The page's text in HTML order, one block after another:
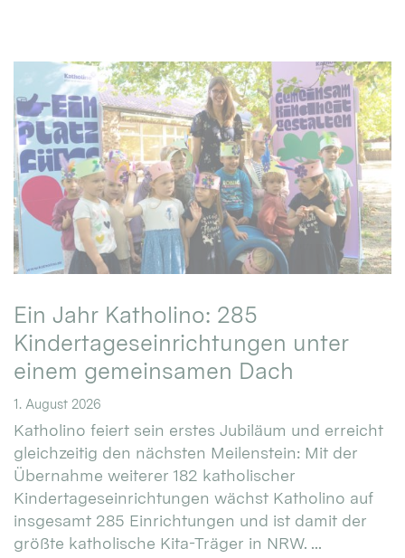
Ein Jahr Katholino: 285
Kindertageseinrichtungen unter
einem gemeinsamen Dach
1. August 2026
Katholino feiert sein erstes Jubiläum und erreicht
gleichzeitig den nächsten Meilenstein: Mit der
Übernahme weiterer 182 katholischer
Kindertageseinrichtungen wächst Katholino auf
insgesamt 285 Einrichtungen und ist damit der
größte katholische Kita-Träger in NRW. ...